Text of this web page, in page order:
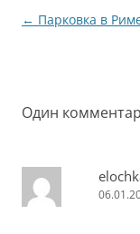
Навигация
← Парковка в
Один